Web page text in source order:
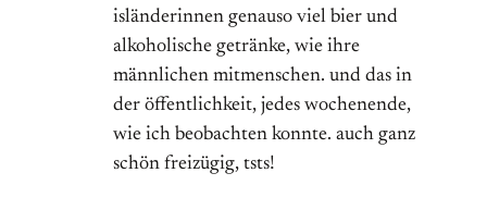
isländerinnen genauso viel bier und
alkoholische getränke, wie ihre
männlichen mitmenschen. und das in
der öffentlichkeit, jedes wochenende,
wie ich beobachten konnte. auch ganz
schön freizügig, tsts!